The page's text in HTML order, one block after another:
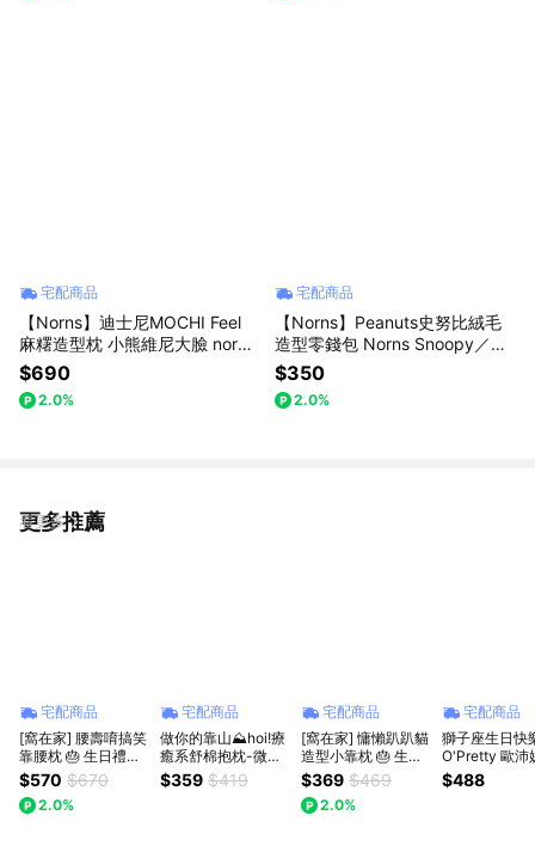
宅配商品
【Norns】迪士尼MOCHI Feel
麻糬造型枕 小熊維尼大臉 norns
Original Design Disney
$690
2.0%
宅配商品
【Norns】Peanuts史努比絨毛
造型零錢包 Norns Snoopy／Ol
af／Woodstock 隨身小物包
$350
2.0%
更多推薦
看更多
宅配商品
[窩在家] 腰壽唷搞笑
靠腰枕 🎂 生日禮物
｜抱枕｜娃娃｜辦公
室｜療癒｜實用｜同
事｜上班族｜獅子座
$570 $670
2.0%
宅配商品
做你的靠山⛰️hoi!療
癒系舒棉抱枕-微笑
山 ✨$339加購舒眠
噴霧✨生日禮物
$359 $419
宅配商品
[窩在家] 慵懶趴趴貓
造型小靠枕 🎂 生日
禮物｜抱枕｜娃娃｜
辦公室｜貓咪｜療癒
｜實用｜同事｜上班
$369 $469
2.0%
宅配商品
獅子座生日快
O'Pretty 歐沛
本雙貓招財納
組 生日快樂
$488